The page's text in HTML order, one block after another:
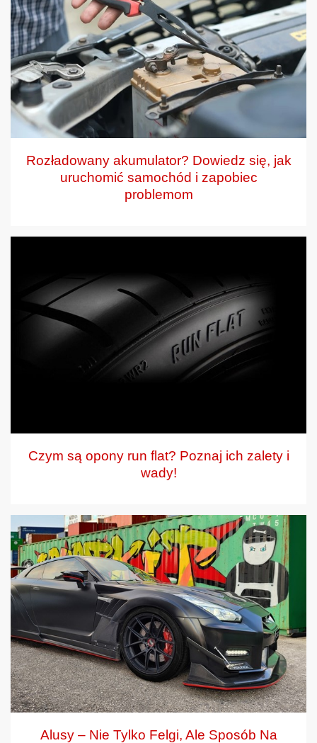
Rozładowany akumulator? Dowiedz się, jak
uruchomić samochód i zapobiec
problemom
Czym są opony run flat? Poznaj ich zalety i
wady!
Alusy – Nie Tylko Felgi, Ale Sposób Na